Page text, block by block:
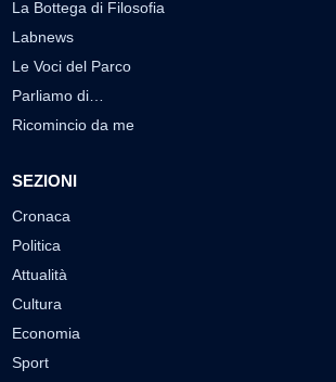
La Bottega di Filosofia
Labnews
Le Voci del Parco
Parliamo di…
Ricomincio da me
SEZIONI
Cronaca
Politica
Attualità
Cultura
Economia
Sport